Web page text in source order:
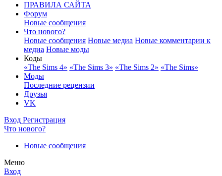
ПРАВИЛА САЙТА
Форум
Новые сообщения
Что нового?
Новые сообщения Новые медиа Новые комментарии к
медиа Новые моды
Коды
«The Sims 4» «The Sims 3» «The Sims 2» «The Sims»
Моды
Последние рецензии
Друзья
VK
Вход Регистрация
Что нового?
Новые сообщения
Меню
Вход